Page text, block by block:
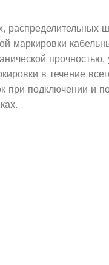
распределительных
маркировки
прочностью,
в течение
при подключении и